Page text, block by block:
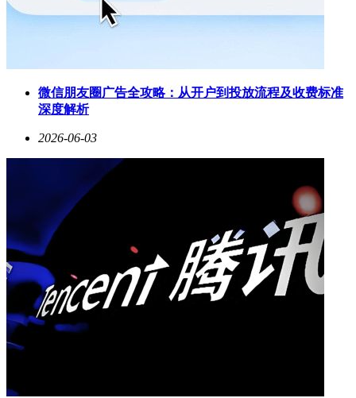
微信朋友圈广告全攻略：从开户到投放流程及收费标准
深度解析
2026-06-03